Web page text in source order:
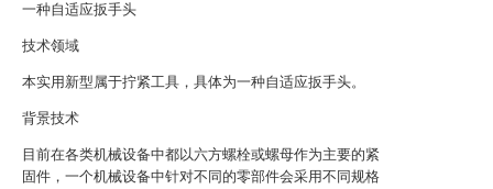
一种自适应扳手头
技术领域
本实用新型属于拧紧工具，具体为一种自适应扳手头。
背景技术
目前在各类机械设备中都以六方螺栓或螺母作为主要的紧
固件，一个机械设备中针对不同的零部件会采用不同规格